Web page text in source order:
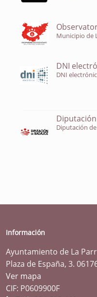
Municipio de
DNI
DNI
Diputación
Información
Ayuntamiento de La
Plaza de España, 3.
Ver mapa
CIF: P0609900F